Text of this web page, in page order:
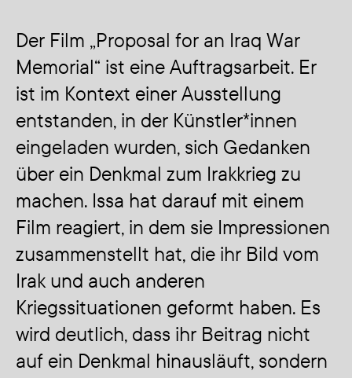
Der Film „Proposal for an Iraq War
Memorial“ ist eine Auftragsarbeit. Er
ist im Kontext einer Ausstellung
entstanden, in der Künstler*innen
eingeladen wurden, sich Gedanken
über ein Denkmal zum Irakkrieg zu
machen. Issa hat darauf mit einem
Film reagiert, in dem sie Impressionen
zusammenstellt hat, die ihr Bild vom
Irak und auch anderen
Kriegssituationen geformt haben. Es
wird deutlich, dass ihr Beitrag nicht
auf ein Denkmal hinausläuft, sondern